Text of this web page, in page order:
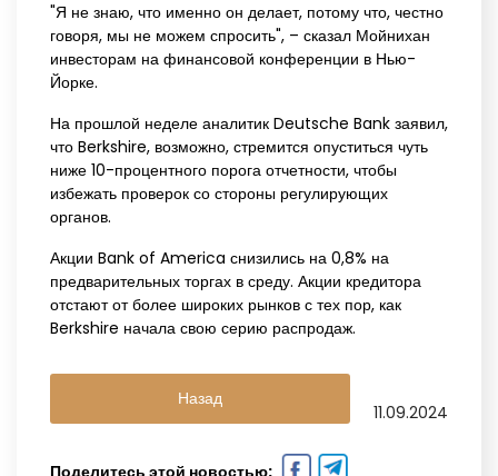
"Я не знаю, что именно он делает, потому что, честно
говоря, мы не можем спросить", – сказал Мойнихан
инвесторам на финансовой конференции в Нью-
Йорке.
На прошлой неделе аналитик Deutsche Bank заявил,
что Berkshire, возможно, стремится опуститься чуть
ниже 10-процентного порога отчетности, чтобы
избежать проверок со стороны регулирующих
органов.
Акции Bank of America снизились на 0,8% на
предварительных торгах в среду. Акции кредитора
отстают от более широких рынков с тех пор, как
Berkshire начала свою серию распродаж.
Назад
11.09.2024
Поделитесь этой новостью: